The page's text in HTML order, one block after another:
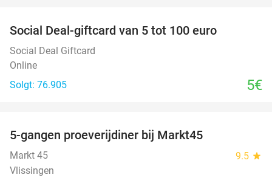
Social Deal-giftcard van 5 tot 100 euro
Social Deal Giftcard
Online
Solgt: 76.905
5€
5-gangen proeverijdiner bij Markt45
Markt 45 9.5 star
Vlissingen